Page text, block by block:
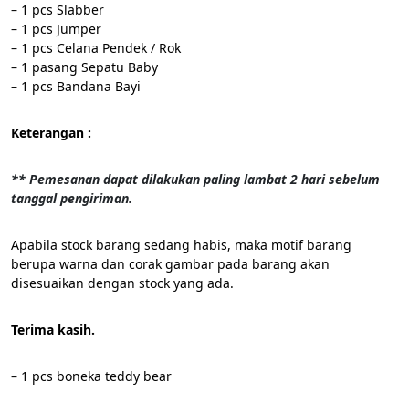
– 1 pcs Slabber
– 1 pcs Jumper
– 1 pcs Celana Pendek / Rok
– 1 pasang Sepatu Baby
– 1 pcs Bandana Bayi
Keterangan :
** Pemesanan dapat dilakukan paling lambat 2 hari sebelum
tanggal pengiriman.
Apabila stock barang sedang habis, maka motif barang
berupa warna dan corak gambar pada barang akan
disesuaikan dengan stock yang ada.
Terima kasih.
– 1 pcs boneka teddy bear